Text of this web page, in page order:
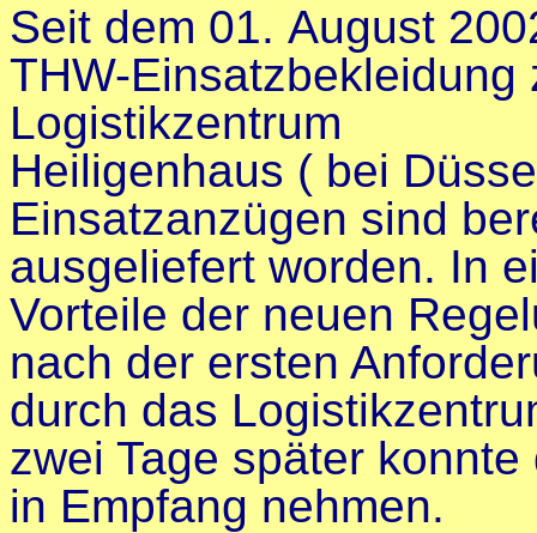
Seit dem 01. August
THW-Einsatzbekleidung
Logistikzentrum
Heiligenhaus ( bei
Einsatzanzügen sind
ausgeliefert worden. In
Vorteile der neuen
nach der ersten
durch das
zwei Tage später
in Empfang nehmen.